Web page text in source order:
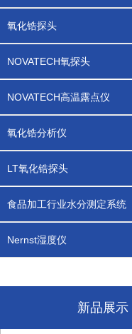
氧化锆探头
NOVATECH氧探头
NOVATECH高温露点仪
氧化锆分析仪
LT氧化锆探头
食品加工行业水分测定系统
Nernst湿度仪
新品展示